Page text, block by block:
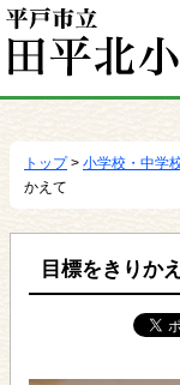
動
トップ> 小学校・中学
かえて
目標をきりか